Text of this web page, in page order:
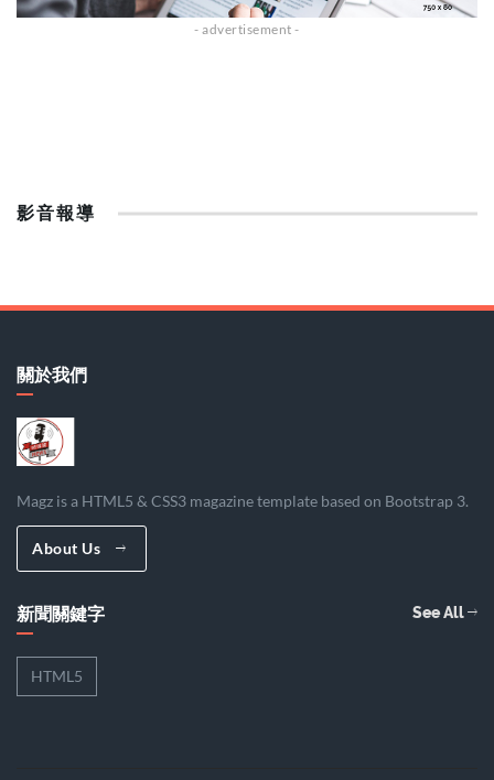
影音報導
關於我們
Magz is a HTML5 & CSS3 magazine template based on Bootstrap 3.
About Us
新聞關鍵字 See All
HTML5